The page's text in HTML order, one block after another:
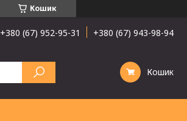
Кошик
+380 (67) 952-95-31 +380 (67) 943-98-94
Кошик